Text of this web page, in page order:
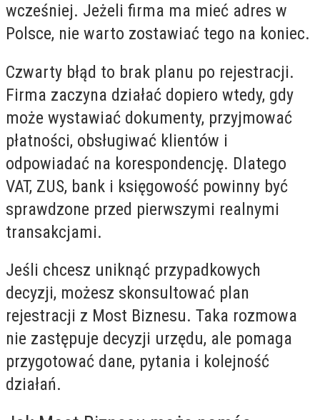
wcześniej. Jeżeli firma ma mieć adres w
Polsce, nie warto zostawiać tego na koniec.
Czwarty błąd to brak planu po rejestracji.
Firma zaczyna działać dopiero wtedy, gdy
może wystawiać dokumenty, przyjmować
płatności, obsługiwać klientów i
odpowiadać na korespondencję. Dlatego
VAT, ZUS, bank i księgowość powinny być
sprawdzone przed pierwszymi realnymi
transakcjami.
Jeśli chcesz uniknąć przypadkowych
decyzji, możesz skonsultować plan
rejestracji z Most Biznesu. Taka rozmowa
nie zastępuje decyzji urzędu, ale pomaga
przygotować dane, pytania i kolejność
działań.